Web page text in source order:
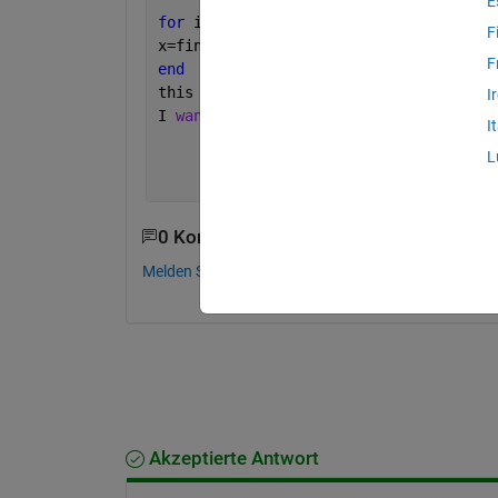
for i=1:length(w)
x=find(w==w(i))
end
this
code gives this
I want the result to be x=1 0 0 0
0 Kommentare
Melden Sie sich an, um zu kommentieren.
Akzeptierte Antwort